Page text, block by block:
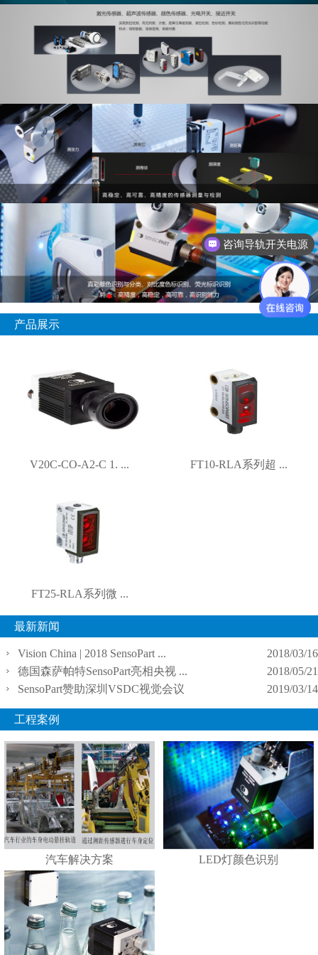
产品展示
V20C-CO-A2-C 1. ... FT10-RLA系列超 ...
FT25-RLA系列微 ...
最新新闻
Vision China | 2018 SensoPart ...
2018/03/16
德国森萨帕特SensoPart亮相央视 ...
2018/05/21
SensoPart赞助深圳VSDC视觉会议
2019/03/14
工程案例
汽车解决方案 LED灯颜色识别
咨询导轨开关电源